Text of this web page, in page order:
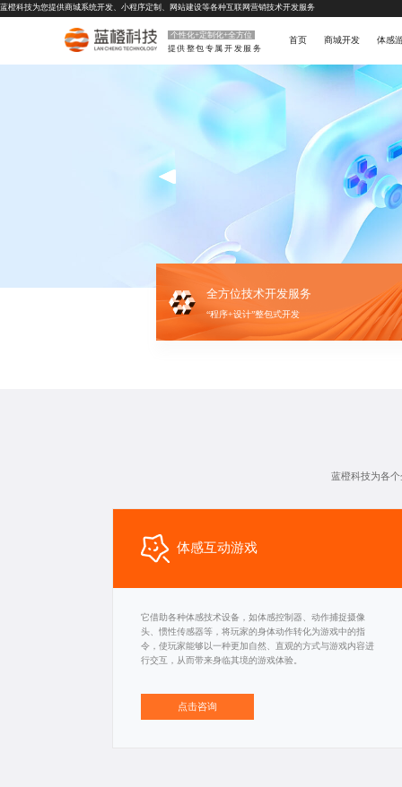
蓝橙科技为您提供商城系统开发、 小程序定制 、 网站建设等各种互联网营销技术开发服务
个性化+定制化+全方位
提供整包专属开发服务
首页 商城开发 体感
全方位技术开发服务
“程序+设计”整包式开发
蓝橙科技为各
体感互动游戏
它借助各种体感技术设备，如体感控制器、动作捕捉摄像
头、惯性传感器等，将玩家的身体动作转化为游戏中的指
令，使玩家能够以一种更加自然、直观的方式与游戏内容进
行交互，从而带来身临其境的游戏体验。
点击咨询